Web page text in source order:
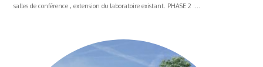
salles de conférence , extension du laboratoire existant. PHASE 2 :...